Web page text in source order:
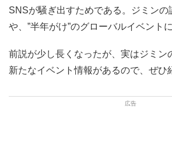
SNSが騒ぎ出すためである。ジミンの
や、”半年がけ”のグローバルイベント
前説が少し長くなったが、実はジミン
新たなイベント情報があるので、ぜひ